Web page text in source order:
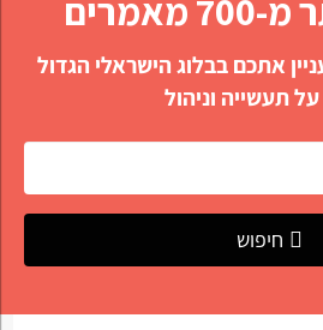
אתכם בבלוג הישראלי הגדול
תעשייה וניהול
חיפוש